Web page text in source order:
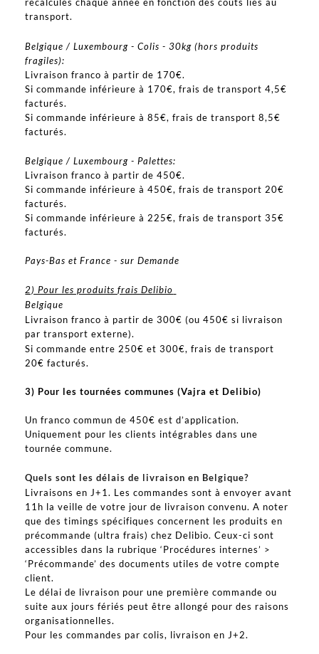
transport.
Belgique / Luxembourg - Colis - 30kg (hors produits
fragiles):
Livraison franco à partir de 170€.
Si commande inférieure à 170€, frais de transport 4,5€
facturés.
Si commande inférieure à 85€, frais de transport 8,5€
facturés.
Belgique / Luxembourg - Palettes:
Livraison franco à partir de 450€.
Si commande inférieure à 450€, frais de transport 20€
facturés.
Si commande inférieure à 225€, frais de transport 35€
facturés.
Pays-Bas et France - sur Demande
2) Pour les produits frais Delibio
Belgique
Livraison franco à partir de 300€ (ou 450€ si livraison
par transport externe).
Si commande entre 250€ et 300€, frais de transport
20€ facturés.
3) Pour les tournées communes (Vajra et Delibio)
Un franco commun de 450€ est d’application.
Uniquement pour les clients intégrables dans une
tournée commune.
Quels sont les délais de livraison en Belgique?
Livraisons en J+1. Les commandes sont à envoyer avant
11h la veille de votre jour de livraison convenu. A noter
que des timings spécifiques concernent les produits en
précommande (ultra frais) chez Delibio. Ceux-ci sont
accessibles dans la rubrique ‘Procédures internes’ >
‘Précommande’ des documents utiles de votre compte
client.
Le délai de livraison pour une première commande ou
suite aux jours fériés peut être allongé pour des raisons
organisationnelles.
Pour les commandes par colis, livraison en J+2.